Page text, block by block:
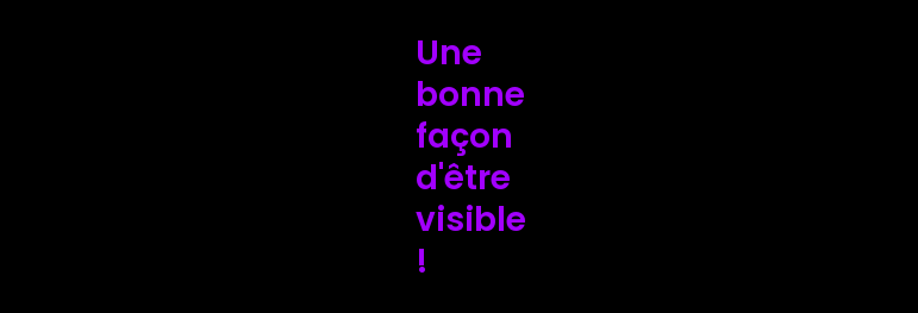
Une
bonne
façon
d'être
visible
!